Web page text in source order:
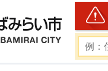
つくばみ